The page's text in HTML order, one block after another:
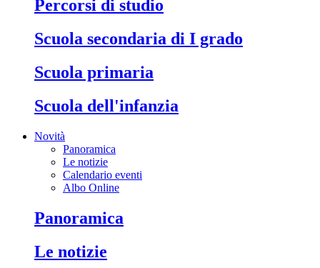
Percorsi di studio
Scuola secondaria di I grado
Scuola primaria
Scuola dell'infanzia
Novità
Panoramica
Le notizie
Calendario eventi
Albo Online
Panoramica
Le notizie